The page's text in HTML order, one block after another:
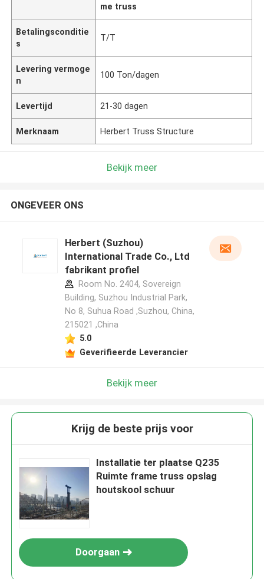
me truss
Betalingsconditie
s
T/T
Levering vermoge
n
100 Ton/dagen
Levertijd 21-30 dagen
Merknaam Herbert Truss Structure
Bekijk meer
ONGEVEER ONS
Herbert (Suzhou)
International Trade Co., Ltd
fabrikant profiel
Room No. 2404, Sovereign
Building, Suzhou Industrial Park,
No 8, Suhua Road ,Suzhou, China,
215021 ,China
5.0
Geverifieerde Leverancier
Bekijk meer
Krijg de beste prijs voor
Installatie ter plaatse Q235
Ruimte frame truss opslag
houtskool schuur
Doorgaan